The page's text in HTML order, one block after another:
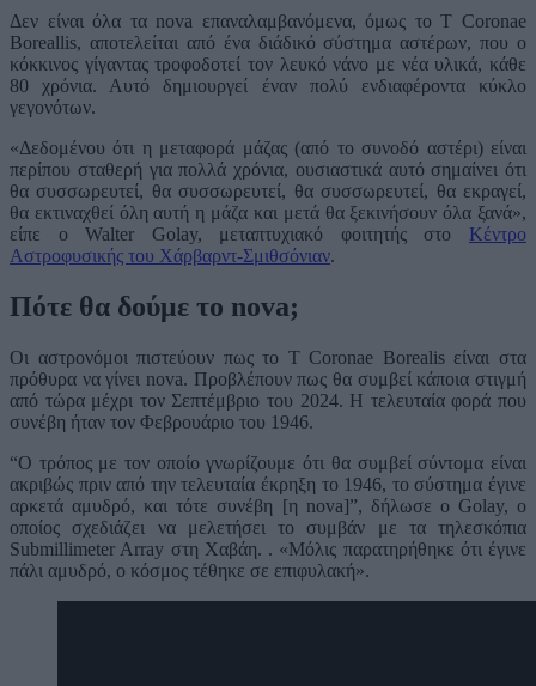
Δεν είναι όλα τα nova επαναλαμβανόμενα, όμως το T Coronae
Boreallis, αποτελείται από ένα διάδικό σύστημα αστέρων, που ο
κόκκινος γίγαντας τροφοδοτεί τον λευκό νάνο με νέα υλικά, κάθε
80 χρόνια. Αυτό δημιουργεί έναν πολύ ενδιαφέροντα κύκλο
γεγονότων.
«Δεδομένου ότι η μεταφορά μάζας (από το συνοδό αστέρι) είναι
περίπου σταθερή για πολλά χρόνια, ουσιαστικά αυτό σημαίνει ότι
θα συσσωρευτεί, θα συσσωρευτεί, θα συσσωρευτεί, θα εκραγεί,
θα εκτιναχθεί όλη αυτή η μάζα και μετά θα ξεκινήσουν όλα ξανά»,
είπε ο Walter Golay, μεταπτυχιακό φοιτητής στο Κέντρο
Αστροφυσικής του Χάρβαρντ-Σμιθσόνιαν.
Πότε θα δούμε το nova;
Οι αστρονόμοι πιστεύουν πως το T Coronae Borealis είναι στα
πρόθυρα να γίνει nova. Προβλέπουν πως θα συμβεί κάποια στιγμή
από τώρα μέχρι τον Σεπτέμβριο του 2024. Η τελευταία φορά που
συνέβη ήταν τον Φεβρουάριο του 1946.
“Ο τρόπος με τον οποίο γνωρίζουμε ότι θα συμβεί σύντομα είναι
ακριβώς πριν από την τελευταία έκρηξη το 1946, το σύστημα έγινε
αρκετά αμυδρό, και τότε συνέβη [η nova]”, δήλωσε ο Golay, ο
οποίος σχεδιάζει να μελετήσει το συμβάν με τα τηλεσκόπια
Submillimeter Array στη Χαβάη. . «Μόλις παρατηρήθηκε ότι έγινε
πάλι αμυδρό, ο κόσμος τέθηκε σε επιφυλακή».